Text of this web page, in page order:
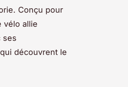
Conçu pour
vélo allie
ses
découvrent le